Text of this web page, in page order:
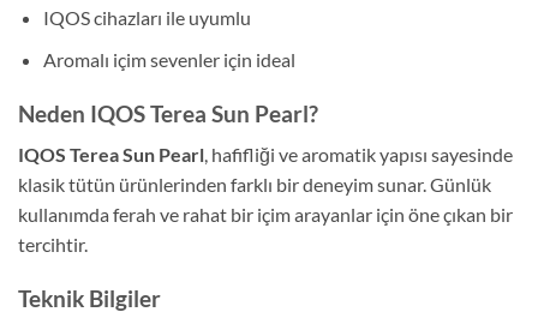
IQOS cihazları ile uyumlu
Aromalı içim sevenler için ideal
Neden IQOS Terea Sun Pearl?
IQOS Terea Sun Pearl, hafifliği ve aromatik yapısı sayesinde
klasik tütün ürünlerinden farklı bir deneyim sunar. Günlük
kullanımda ferah ve rahat bir içim arayanlar için öne çıkan bir
tercihtir.
Teknik Bilgiler